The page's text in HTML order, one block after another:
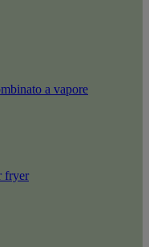
a vapore
fryer